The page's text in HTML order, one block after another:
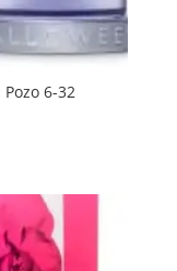
Pozo 6-32